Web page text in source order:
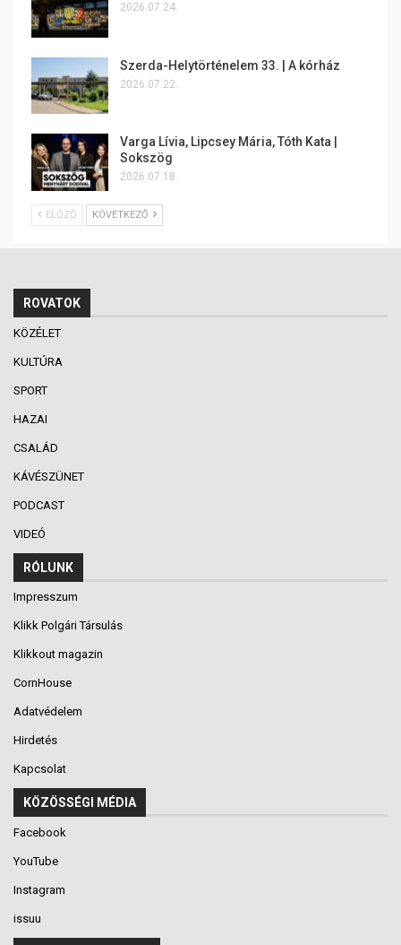
2026.07.24.
Szerda-Helytörténelem 33. | A kórház
2026.07.22.
Varga Lívia, Lipcsey Mária, Tóth Kata |
Sokszög
2026.07.18.
ELŐZŐ KÖVETKEZŐ
ROVATOK
KÖZÉLET
KULTÚRA
SPORT
HAZAI
CSALÁD
KÁVÉSZÜNET
PODCAST
VIDEÓ
RÓLUNK
Impresszum
Klikk Polgári Társulás
Klikkout magazin
CornHouse
Adatvédelem
Hirdetés
Kapcsolat
KÖZÖSSÉGI MÉDIA
Facebook
YouTube
Instagram
issuu